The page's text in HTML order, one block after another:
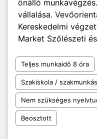
önálló
vállalása.
Kereskedelmi
Market Szőlészeti
Teljes munkaidő 8 óra
Szakiskola /
Nem szükséges
Beosztott